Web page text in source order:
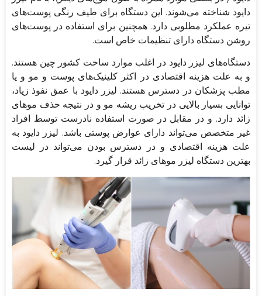
دایود شناخته می‌شوند. این دستگاه برای طیف رنگی پوست‌های
تیره عملکرد مطلوبی دارد. همچنین برای استفاده در پوست‌های
روشن دستگاه دارای تنظیمات خاص است.
دستگاه‌های لیزر دایود در اغلب موارد ساخت کشور چین هستند.
و به علت هزینه اقتصادی در اکثر کلینیک‌های پوست و مو و یا
مطب پزشکان در دسترس هستند. لیزر دایود با عمق نفوذ زیاد،
توانایی بسیار بالایی در تخریب ریشه مو و در نتیجه حذف موهای
زائد دارد. و در مقابل در صورت استفاده نادرست توسط افراد
غیر متخصص می‌تواند دارای عوارض پوستی باشد. لیزر‌ دایود به
علت هزینه اقتصادی و در دسترس بودن می‌تواند در لیست
بهترین دستگاه لیزر موهای زائد قرار گیرد.